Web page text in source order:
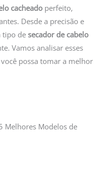
cacheado perfeito,
Desde a precisão e
tipo de secador de cabelo
Vamos analisar esses
possa tomar a melhor
Melhores Modelos de